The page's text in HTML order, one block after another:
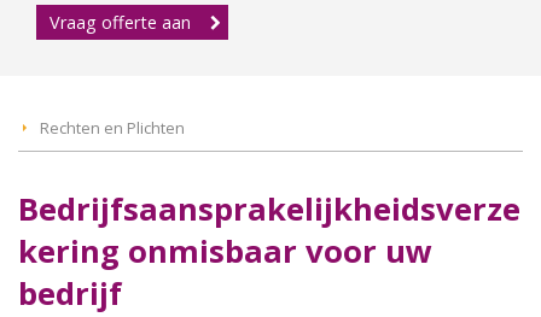
Vraag offerte aan
Rechten en Plichten
Bedrijfsaansprakelijkheidsverze
kering onmisbaar voor uw
bedrijf